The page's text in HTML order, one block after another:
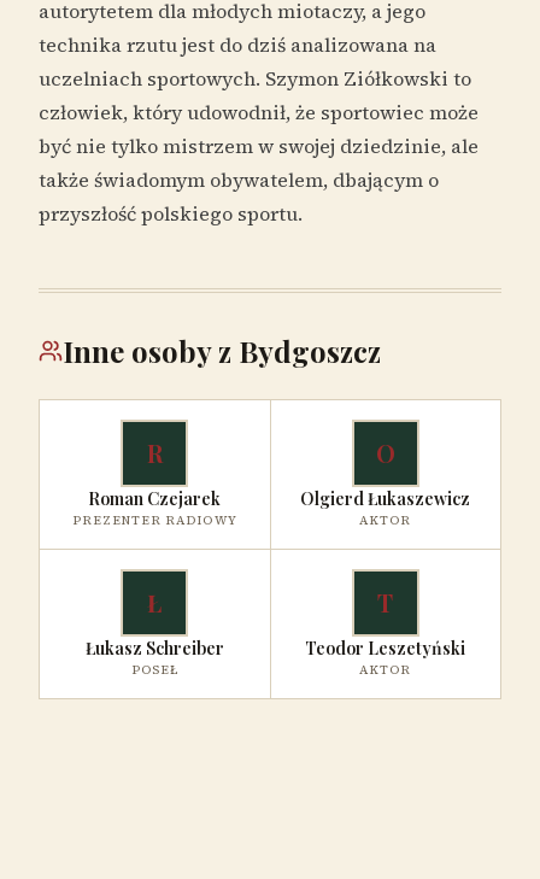
autorytetem dla młodych miotaczy, a jego
technika rzutu jest do dziś analizowana na
uczelniach sportowych. Szymon Ziółkowski to
człowiek, który udowodnił, że sportowiec może
być nie tylko mistrzem w swojej dziedzinie, ale
także świadomym obywatelem, dbającym o
przyszłość polskiego sportu.
Inne osoby z Bydgoszcz
R
Roman Czejarek
PREZENTER RADIOWY
O
Olgierd Łukaszewicz
AKTOR
Ł
Łukasz Schreiber
POSEŁ
T
Teodor Leszetyński
AKTOR